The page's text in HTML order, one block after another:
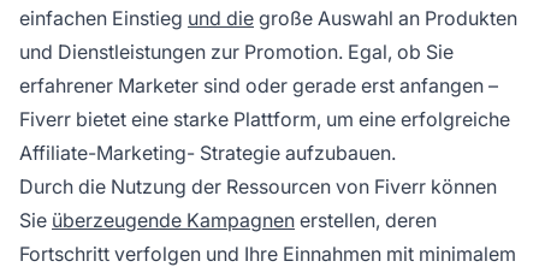
einfachen Einstieg und die große Auswahl an Produkten
und Dienstleistungen zur Promotion. Egal, ob Sie
erfahrener Marketer sind oder gerade erst anfangen –
Fiverr bietet eine starke Plattform, um eine erfolgreiche
Affiliate-Marketing- Strategie aufzubauen.
Durch die Nutzung der Ressourcen von Fiverr können
Sie überzeugende Kampagnen erstellen, deren
Fortschritt verfolgen und Ihre Einnahmen mit minimalem